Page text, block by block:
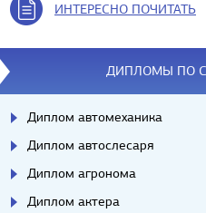
ИНТЕРЕСНО ПОЧИТАТЬ
ДИПЛОМЫ ПО
Диплом автомеханика
Диплом автослесаря
Диплом агронома
Диплом актера